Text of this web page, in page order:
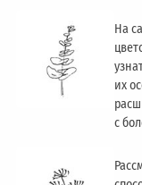
На
их
с